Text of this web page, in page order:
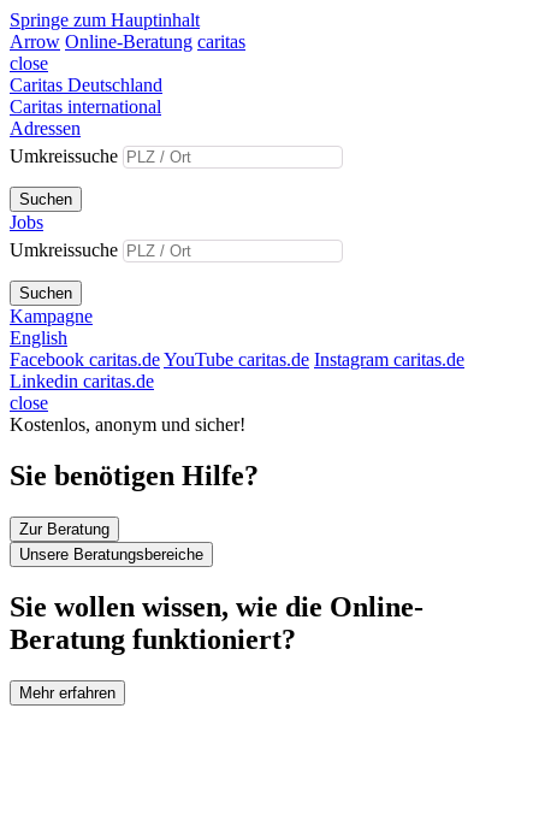
Springe zum Hauptinhalt
Arrow Online-Beratung caritas
close
Caritas Deutschland
Caritas international
Adressen
Umkreissuche
Suchen
Jobs
Umkreissuche
Suchen
Kampagne
English
Facebook caritas.deYouTube caritas.de Instagram caritas.de
Linkedin caritas.de
close
Kostenlos, anonym und sicher!
Sie benötigen Hilfe?
Zur Beratung
Unsere Beratungsbereiche
Sie wollen wissen, wie die Online-
Beratung funktioniert?
Mehr erfahren